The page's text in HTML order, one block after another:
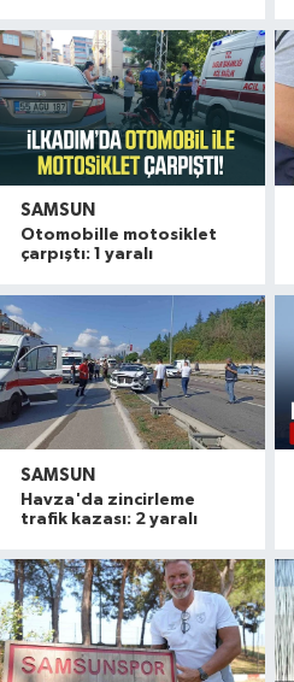
SAMSUN
Otomobille motosiklet
çarpıştı: 1 yaralı
SAMSUN
Havza'da zincirleme
trafik kazası: 2 yaralı